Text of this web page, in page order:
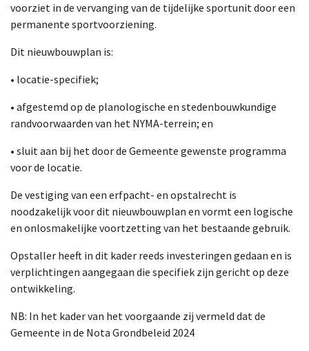
voorziet in de vervanging van de tijdelijke sportunit door een
permanente sportvoorziening.
Dit nieuwbouwplan is:
• locatie-specifiek;
• afgestemd op de planologische en stedenbouwkundige
randvoorwaarden van het NYMA-terrein; en
• sluit aan bij het door de Gemeente gewenste programma
voor de locatie.
De vestiging van een erfpacht- en opstalrecht is
noodzakelijk voor dit nieuwbouwplan en vormt een logische
en onlosmakelijke voortzetting van het bestaande gebruik.
Opstaller heeft in dit kader reeds investeringen gedaan en is
verplichtingen aangegaan die specifiek zijn gericht op deze
ontwikkeling.
NB: In het kader van het voorgaande zij vermeld dat de
Gemeente in de Nota Grondbeleid 2024